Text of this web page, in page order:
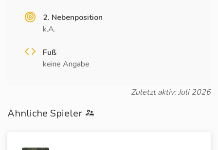
2. Nebenposition
k.A.
Fuß
keine Angabe
Zuletzt aktiv: Juli 2026
Ähnliche Spieler